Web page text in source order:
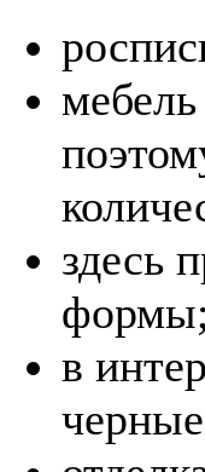
здесь
формы;
в